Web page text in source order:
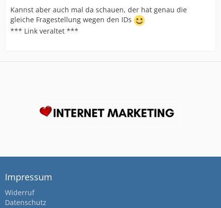
Kannst aber auch mal da schauen, der hat genau die
gleiche Fragestellung wegen den IDs
*** Link veraltet ***
Impressum
Widerruf
Datenschutz